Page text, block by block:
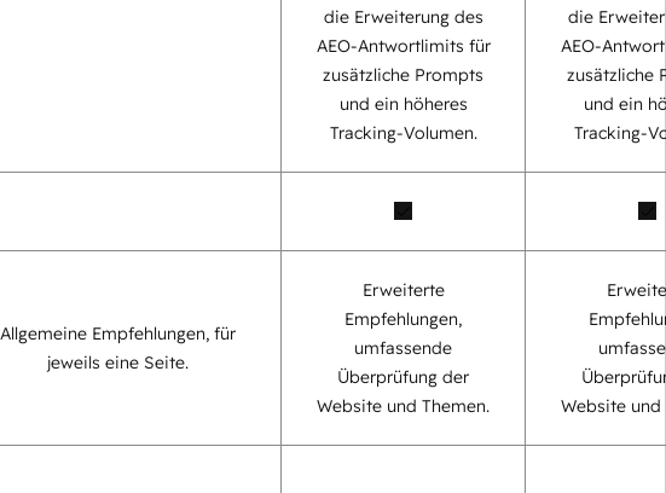
die Erweiterung des
AEO-Antwortlimits für
zusätzliche Prompts
und ein höheres
Tracking-Volumen.
die
AEO-
zusätzliche
und ein
Tracking-
Allgemeine Empfehlungen, für
jeweils eine Seite.
Erweiterte
Empfehlungen,
umfassende
Überprüfung der
Website und Themen.
Website und